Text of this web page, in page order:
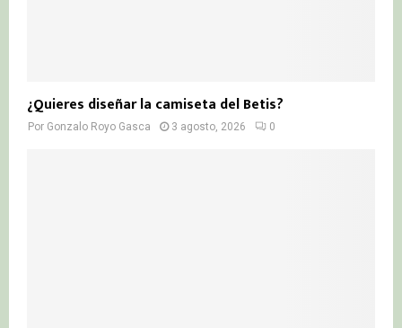
¿Quieres diseñar la camiseta del Betis?
Por Gonzalo Royo Gasca 3 agosto, 2026 0